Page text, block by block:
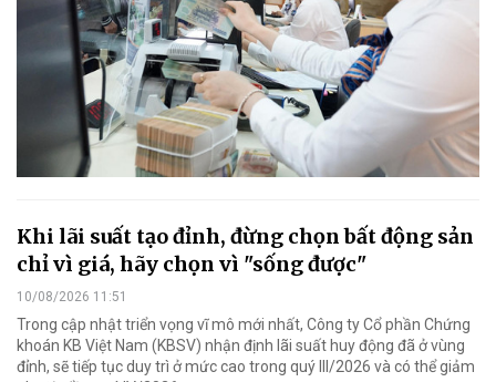
Khi lãi suất tạo đỉnh, đừng chọn bất động sản
chỉ vì giá, hãy chọn vì "sống được"
10/08/2026 11:51
Trong cập nhật triển vọng vĩ mô mới nhất, Công ty Cổ phần Chứng
khoán KB Việt Nam (KBSV) nhận định lãi suất huy động đã ở vùng
đỉnh, sẽ tiếp tục duy trì ở mức cao trong quý III/2026 và có thể giảm